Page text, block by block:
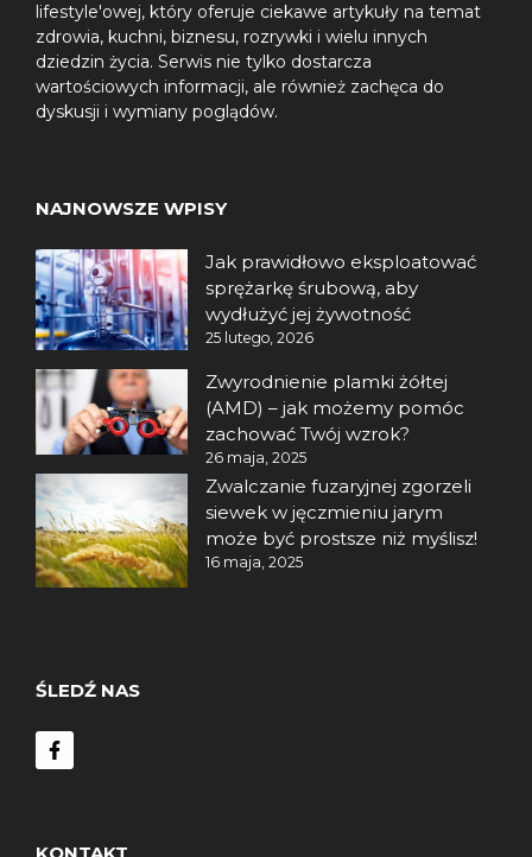
lifestyle'owej, który oferuje ciekawe artykuły na temat
zdrowia, kuchni, biznesu, rozrywki i wielu innych
dziedzin życia. Serwis nie tylko dostarcza
wartościowych informacji, ale również zachęca do
dyskusji i wymiany poglądów.
NAJNOWSZE WPISY
Jak prawidłowo eksploatować
sprężarkę śrubową, aby
wydłużyć jej żywotność
25 lutego, 2026
Zwyrodnienie plamki żółtej
(AMD) – jak możemy pomóc
zachować Twój wzrok?
26 maja, 2025
Zwalczanie fuzaryjnej zgorzeli
siewek w jęczmieniu jarym
może być prostsze niż myślisz!
16 maja, 2025
ŚLEDŹ NAS